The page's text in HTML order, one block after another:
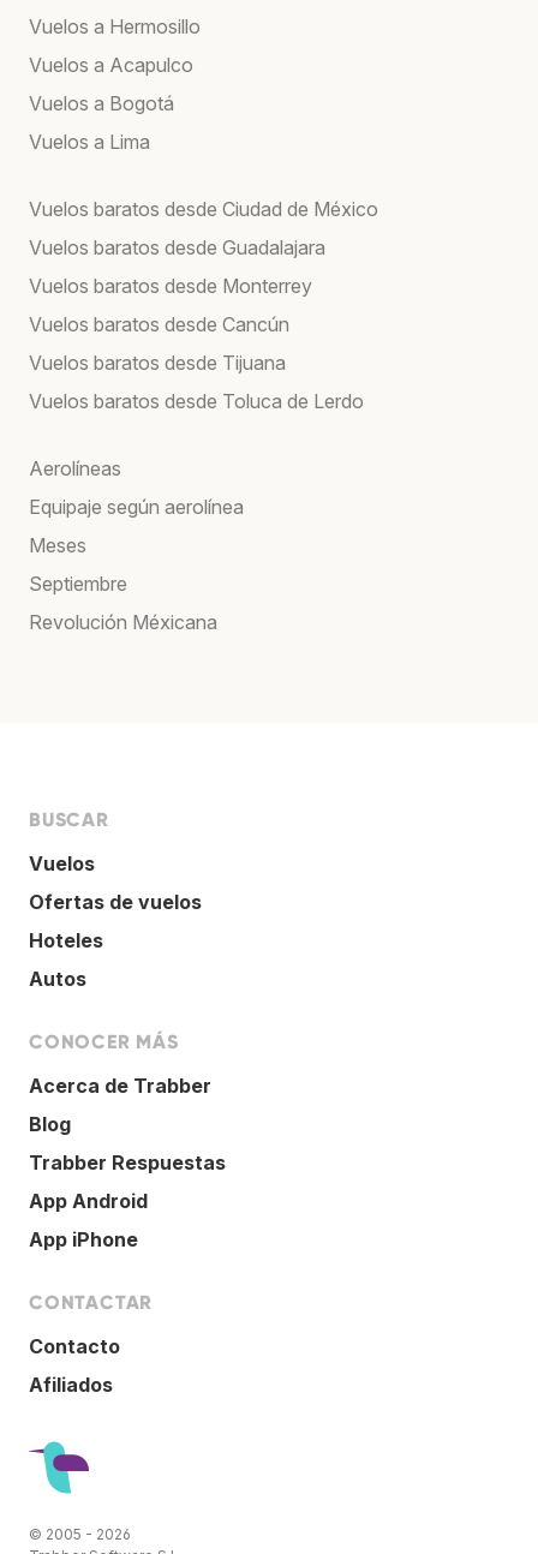
Vuelos a Hermosillo
Vuelos a Acapulco
Vuelos a Bogotá
Vuelos a Lima
Vuelos baratos desde Ciudad de México
Vuelos baratos desde Guadalajara
Vuelos baratos desde Monterrey
Vuelos baratos desde Cancún
Vuelos baratos desde Tijuana
Vuelos baratos desde Toluca de Lerdo
Aerolíneas
Equipaje según aerolínea
Meses
Septiembre
Revolución Méxicana
BUSCAR
Vuelos
Ofertas de vuelos
Hoteles
Autos
CONOCER MÁS
Acerca de Trabber
Blog
Trabber Respuestas
App Android
App iPhone
CONTACTAR
Contacto
Afiliados
© 2005 - 2026